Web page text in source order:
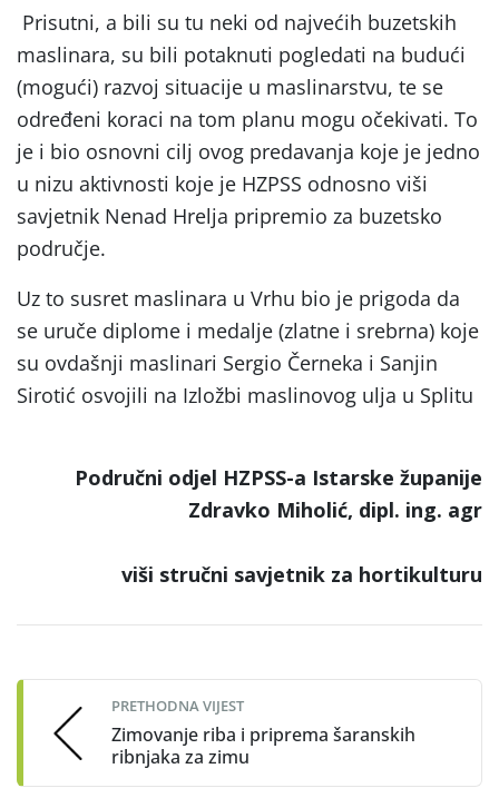
Prisutni, a bili su tu neki od najvećih buzetskih
maslinara, su bili potaknuti pogledati na budući
(mogući) razvoj situacije u maslinarstvu, te se
određeni koraci na tom planu mogu očekivati. To
je i bio osnovni cilj ovog predavanja koje je jedno
u nizu aktivnosti koje je HZPSS odnosno viši
savjetnik Nenad Hrelja pripremio za buzetsko
područje.
Uz to susret maslinara u Vrhu bio je prigoda da
se uruče diplome i medalje (zlatne i srebrna) koje
su ovdašnji maslinari Sergio Černeka i Sanjin
Sirotić osvojili na Izložbi maslinovog ulja u Splitu
Područni odjel HZPSS-a Istarske županije
Zdravko Miholić, dipl. ing. agr
viši stručni savjetnik za hortikulturu
navigation
PRETHODNA VIJEST
Zimovanje riba i priprema šaranskih
ribnjaka za zimu